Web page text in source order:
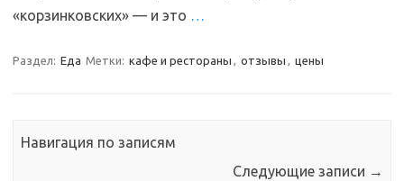
«корзинковских» — и это …
Раздел: Еда Метки: кафе и рестораны , отзывы , цены
Навигация по записям
Следующие записи →